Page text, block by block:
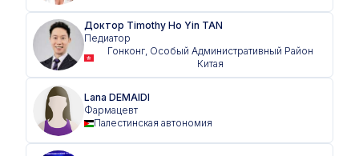
Доктор Timothy Ho Yin TAN
Педиатор
Гонконг, Особый Административный Район
Китая
Lana DEMAIDI
Фармацевт
Палестинская автономия